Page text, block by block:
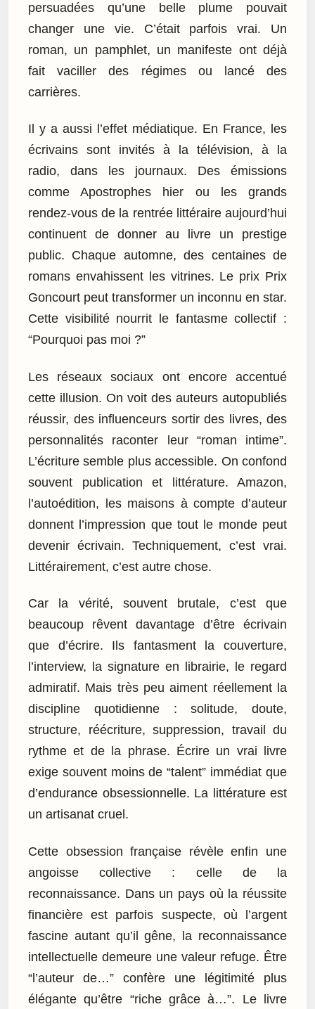
persuadées qu’une belle plume pouvait
changer une vie. C’était parfois vrai. Un
roman, un pamphlet, un manifeste ont déjà
fait vaciller des régimes ou lancé des
carrières.
Il y a aussi l’effet médiatique. En France, les
écrivains sont invités à la télévision, à la
radio, dans les journaux. Des émissions
comme Apostrophes hier ou les grands
rendez-vous de la rentrée littéraire aujourd’hui
continuent de donner au livre un prestige
public. Chaque automne, des centaines de
romans envahissent les vitrines. Le prix Prix
Goncourt peut transformer un inconnu en star.
Cette visibilité nourrit le fantasme collectif :
“Pourquoi pas moi ?”
Les réseaux sociaux ont encore accentué
cette illusion. On voit des auteurs autopubliés
réussir, des influenceurs sortir des livres, des
personnalités raconter leur “roman intime”.
L’écriture semble plus accessible. On confond
souvent publication et littérature. Amazon,
l’autoédition, les maisons à compte d’auteur
donnent l’impression que tout le monde peut
devenir écrivain. Techniquement, c’est vrai.
Littérairement, c’est autre chose.
Car la vérité, souvent brutale, c’est que
beaucoup rêvent davantage d’être écrivain
que d’écrire. Ils fantasment la couverture,
l’interview, la signature en librairie, le regard
admiratif. Mais très peu aiment réellement la
discipline quotidienne : solitude, doute,
structure, réécriture, suppression, travail du
rythme et de la phrase. Écrire un vrai livre
exige souvent moins de “talent” immédiat que
d’endurance obsessionnelle. La littérature est
un artisanat cruel.
Cette obsession française révèle enfin une
angoisse collective : celle de la
reconnaissance. Dans un pays où la réussite
financière est parfois suspecte, où l’argent
fascine autant qu’il gêne, la reconnaissance
intellectuelle demeure une valeur refuge. Être
“l’auteur de…” confère une légitimité plus
élégante qu’être “riche grâce à…”. Le livre